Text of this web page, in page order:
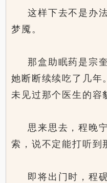
这样下去不是办
梦魇。
那盒助眠药是宗
她断断续续吃了几年
未见过那个医生的容
思来思去，程晚
索，说不定能打听到
即将出门时，程